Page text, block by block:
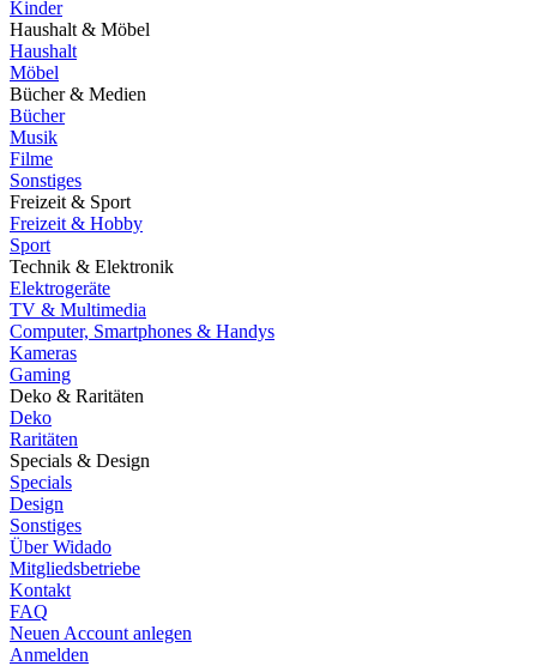
Kinder
Haushalt & Möbel
Haushalt
Möbel
Bücher & Medien
Bücher
Musik
Filme
Sonstiges
Freizeit & Sport
Freizeit & Hobby
Sport
Technik & Elektronik
Elektrogeräte
TV & Multimedia
Computer, Smartphones & Handys
Kameras
Gaming
Deko & Raritäten
Deko
Raritäten
Specials & Design
Specials
Design
Sonstiges
Über Widado
Mitgliedsbetriebe
Kontakt
FAQ
Neuen Account anlegen
Anmelden